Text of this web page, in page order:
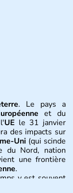
. Le pays a
et du
UE le 31 janvier
des impacts sur
Uni (qui scinde
du Nord, nation
une frontière
.
y est souvent
: il s’agit d’un